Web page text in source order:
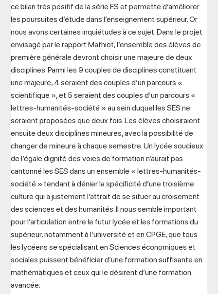
ce bilan très positif de la série ES et permette d’améliorer
les poursuites d’étude dans l’enseignement supérieur. Or
nous avons certaines inquiétudes à ce sujet. Dans le projet
envisagé par le rapport Mathiot, l’ensemble des élèves de
première générale devront choisir une majeure de deux
disciplines. Parmi les 9 couples de disciplines constituant
une majeure, 4 seraient des couples d’un parcours «
scientifique », et 5 seraient des couples d’un parcours «
lettres-humanités-société » au sein duquel les SES ne
seraient proposées que deux fois. Les élèves choisiraient
ensuite deux disciplines mineures, avec la possibilité de
changer de mineure à chaque semestre. Un lycée soucieux
de l’égale dignité des voies de formation n’aurait pas
cantonné les SES dans un ensemble « lettres-humanités-
société » tendant à dénier la spécificité d’une troisième
culture qui a justement l’attrait de se situer au croisement
des sciences et des humanités. Il nous semble important
pour l’articulation entre le futur lycée et les formations du
supérieur, notamment à l’université et en CPGE, que tous
les lycéens se spécialisant en Sciences économiques et
sociales puissent bénéficier d’une formation suffisante en
mathématiques et ceux qui le désirent d’une formation
avancée.